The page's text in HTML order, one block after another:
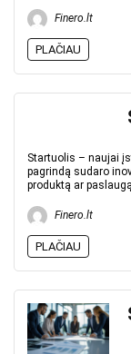
Finero.lt
PLAČIAU
Startuolis – naujai
pagrindą sudaro
produktą ar
Finero.lt
PLAČIAU